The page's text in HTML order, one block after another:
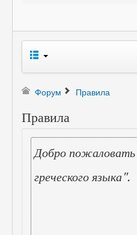
Форум Правила
Правила
Добро
греческого языка".